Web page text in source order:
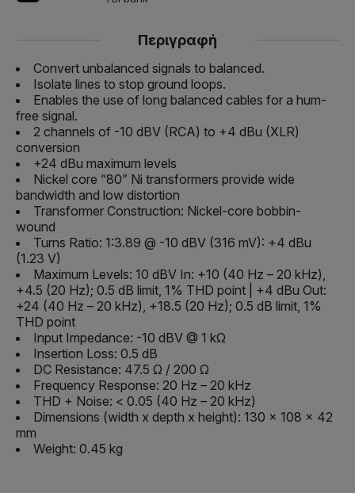
Περιγραφή
Convert unbalanced signals to balanced.
Isolate lines to stop ground loops.
Enables the use of long balanced cables for a hum-
free signal.
2 channels of -10 dBV (RCA) to +4 dBu (XLR)
conversion
+24 dBu maximum levels
Nickel core “80” Ni transformers provide wide
bandwidth and low distortion
Transformer Construction: Nickel-core bobbin-
wound
Turns Ratio: 1:3.89 @ -10 dBV (316 mV): +4 dBu
(1.23 V)
Maximum Levels: 10 dBV In: +10 (40 Hz – 20 kHz),
+4.5 (20 Hz); 0.5 dB limit, 1% THD point | +4 dBu Out:
+24 (40 Hz – 20 kHz), +18.5 (20 Hz); 0.5 dB limit, 1%
THD point
Input Impedance: -10 dBV @ 1 kΩ
Insertion Loss: 0.5 dB
DC Resistance: 47.5 Ω / 200 Ω
Frequency Response: 20 Hz – 20 kHz
THD + Noise: < 0.05 (40 Hz – 20 kHz)
Dimensions (width x depth x height): 130 x 108 x 42
mm
Weight: 0.45 kg